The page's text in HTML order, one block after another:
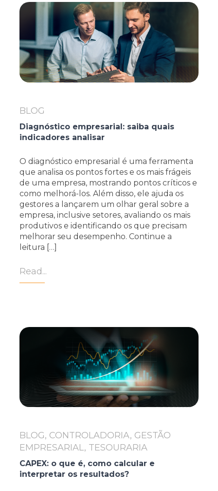
BLOG
Diagnóstico empresarial: saiba quais
indicadores analisar
O diagnóstico empresarial é uma ferramenta
que analisa os pontos fortes e os mais frágeis
de uma empresa, mostrando pontos críticos e
como melhorá-los. Além disso, ele ajuda os
gestores a lançarem um olhar geral sobre a
empresa, inclusive setores, avaliando os mais
produtivos e identificando os que precisam
melhorar seu desempenho. Continue a
leitura […]
Read...
BLOG, CONTROLADORIA, GESTÃO
EMPRESARIAL, TESOURARIA
CAPEX: o que é, como calcular e
interpretar os resultados?